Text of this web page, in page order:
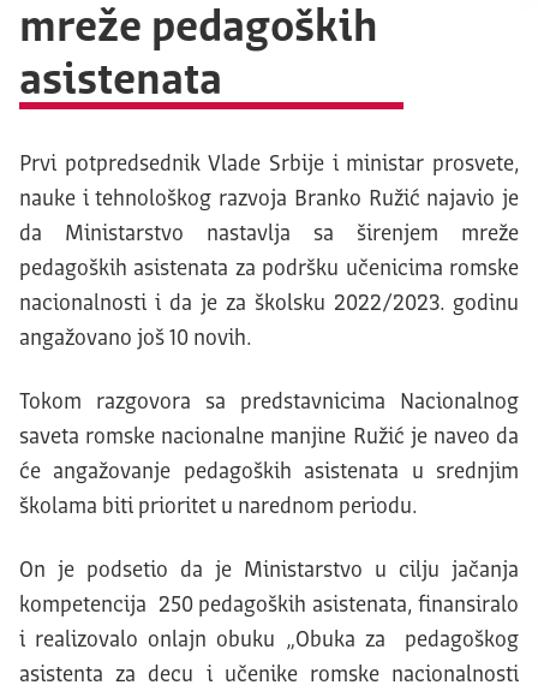
mreže pedagoških
asistenata
Prvi potpredsednik Vlade Srbije i ministar prosvete,
nauke i tehnološkog razvoja Branko Ružić najavio je
da Ministarstvo nastavlja sa širenjem mreže
pedagoških asistenata za podršku učenicima romske
nacionalnosti i da je za školsku 2022/2023. godinu
angažovano još 10 novih.
Tokom razgovora sa predstavnicima Nacionalnog
saveta romske nacionalne manjine Ružić je naveo da
će angažovanje pedagoških asistenata u srednjim
školama biti prioritet u narednom periodu.
On je podsetio da je Ministarstvo u cilju jačanja
kompetencija 250 pedagoških asistenata, finansiralo
i realizovalo onlajn obuku „Obuka za pedagoškog
asistenta za decu i učenike romske nacionalnosti